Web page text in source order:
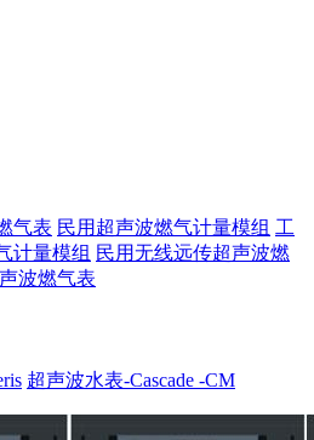
气表 民用超声波燃气计量模组 工
计量模组 民用无线远传超声波燃
波燃气表
超声波水表-Cascade -CM